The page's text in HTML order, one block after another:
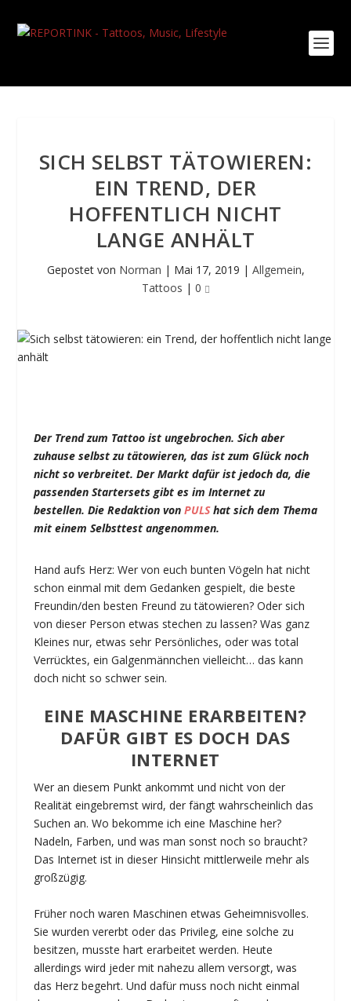
SICH SELBST TÄTOWIEREN:
EIN TREND, DER
HOFFENTLICH NICHT
LANGE ANHÄLT
Gepostet von Norman | Mai 17, 2019 | Allgemein,
Tattoos | 0
Der Trend zum Tattoo ist ungebrochen. Sich aber
zuhause selbst zu tätowieren, das ist zum Glück noch
nicht so verbreitet. Der Markt dafür ist jedoch da, die
passenden Startersets gibt es im Internet zu
bestellen. Die Redaktion von PULShat sich dem Thema
mit einem Selbsttest angenommen.
Hand aufs Herz: Wer von euch bunten Vögeln hat nicht
schon einmal mit dem Gedanken gespielt, die beste
Freundin/den besten Freund zu tätowieren? Oder sich
von dieser Person etwas stechen zu lassen? Was ganz
Kleines nur, etwas sehr Persönliches, oder was total
Verrücktes, ein Galgenmännchen vielleicht… das kann
doch nicht so schwer sein.
EINE MASCHINE ERARBEITEN?
DAFÜR GIBT ES DOCH DAS
INTERNET
Wer an diesem Punkt ankommt und nicht von der
Realität eingebremst wird, der fängt wahrscheinlich das
Suchen an. Wo bekomme ich eine Maschine her?
Nadeln, Farben, und was man sonst noch so braucht?
Das Internet ist in dieser Hinsicht mittlerweile mehr als
großzügig.
Früher noch waren Maschinen etwas Geheimnisvolles.
Sie wurden vererbt oder das Privileg, eine solche zu
besitzen, musste hart erarbeitet werden. Heute
allerdings wird jeder mit nahezu allem versorgt, was
das Herz begehrt. Und dafür muss noch nicht einmal